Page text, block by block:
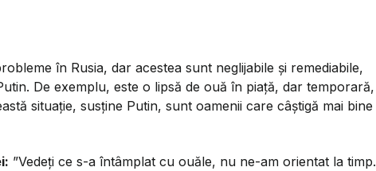
în Rusia, dar acestea sunt neglijabile și remediabile,
De exemplu, este o lipsă de ouă în piață, dar temporară,
situație, susține Putin, sunt oamenii care câștigă mai bine
”Vedeți ce s-a întâmplat cu ouăle, nu ne-am orientat la timp.